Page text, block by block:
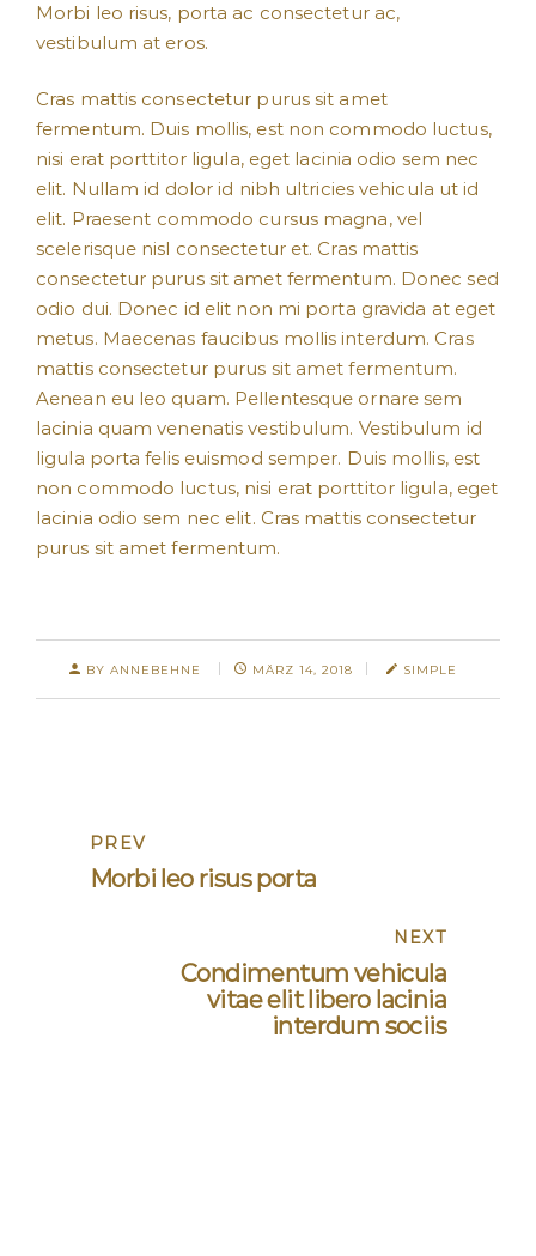
Morbi leo risus, porta ac consectetur ac,
vestibulum at eros.
Cras mattis consectetur purus sit amet
fermentum. Duis mollis, est non commodo luctus,
nisi erat porttitor ligula, eget lacinia odio sem nec
elit. Nullam id dolor id nibh ultricies vehicula ut id
elit. Praesent commodo cursus magna, vel
scelerisque nisl consectetur et. Cras mattis
consectetur purus sit amet fermentum. Donec sed
odio dui. Donec id elit non mi porta gravida at eget
metus. Maecenas faucibus mollis interdum. Cras
mattis consectetur purus sit amet fermentum.
Aenean eu leo quam. Pellentesque ornare sem
lacinia quam venenatis vestibulum. Vestibulum id
ligula porta felis euismod semper. Duis mollis, est
non commodo luctus, nisi erat porttitor ligula, eget
lacinia odio sem nec elit. Cras mattis consectetur
purus sit amet fermentum.
BY ANNEBEHNE MÄRZ 14, 2018 SIMPLE
PREV
Morbi leo risus porta
NEXT
Condimentum vehicula
vitae elit libero lacinia
interdum sociis